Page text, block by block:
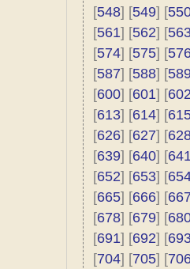
[548] [549] [
[561] [562] [
[574] [575] [
[587] [588] [
[600] [601] [
[613] [614] [
[626] [627] [
[639] [640] [
[652] [653] [
[665] [666] [
[678] [679] [
[691] [692] [
[704] [705] [